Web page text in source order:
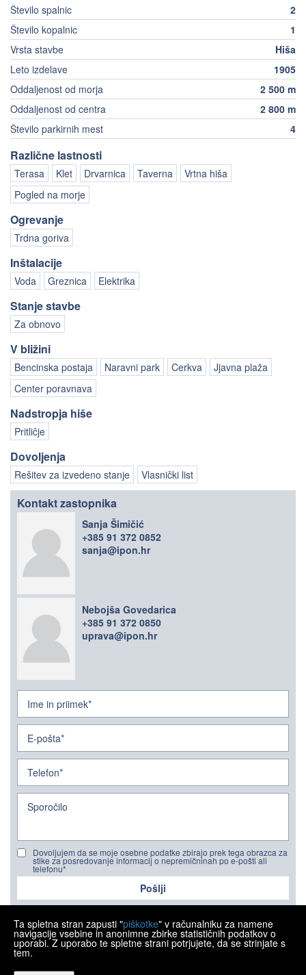
Število spalnic
2
Število kopalnic
1
Vrsta stavbe
Hiša
Leto izdelave
1905
Oddaljenost od morja
2 500 m
Oddaljenost od centra
2 800 m
Število parkirnih mest
4
Različne lastnosti
Terasa Klet Drvarnica Taverna
Vrtna hiša
Pogled na morje
Ogrevanje
Trdna goriva
Inštalacije
Voda Greznica Elektrika
Stanje stavbe
Za obnovo
V bližini
Bencinska postaja Naravni park Cerkva
Jjavna plaža
Center poravnava
Nadstropja hiše
Pritličje
Dovoljenja
Rešitev za izvedeno stanje Vlasnički list
Kontakt zastopnika
Sanja Šimičić
+385 91 372 0852
sanja@ipon.hr
Nebojša Govedarica
+385 91 372 0850
uprava@ipon.hr
Dovoljujem da se moje osebne podatke zbirajo prek tega obrazca za
stike za posredovanje informacij o nepremičninah po e-pošti ali
telefonu*
Pošlji
Ta spletna stran zapusti "piškotke" v računalniku za namene
navigacije vsebine in anonimne zbirke statističnih podatkov o
uporabi. Z uporabo te spletne strani potrjujete, da se strinjate s
tem.